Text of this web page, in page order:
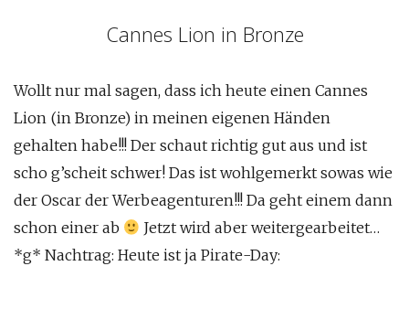
Cannes Lion in Bronze
Wollt nur mal sagen, dass ich heute einen Cannes
Lion (in Bronze) in meinen eigenen Händen
gehalten habe!!! Der schaut richtig gut aus und ist
scho g’scheit schwer! Das ist wohlgemerkt sowas wie
der Oscar der Werbeagenturen!!! Da geht einem dann
schon einer ab
Jetzt wird aber weitergearbeitet…
*g* Nachtrag: Heute ist ja Pirate-Day: